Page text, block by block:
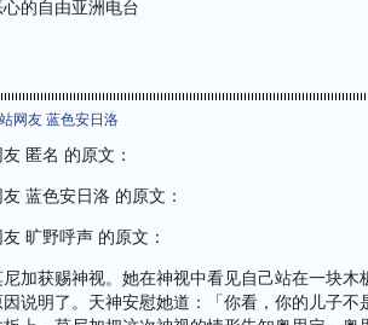
心的自由亚洲电台
网友 蓝色安日洛
友 匿名 的原文：
友 蓝色安日洛 的原文：
友 旷野呼声 的原文：
尼加获赐神视。她在神视中看见自己站在一块
因说明了。天神安慰她道：「你看，你的儿子